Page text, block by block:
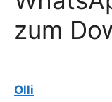
zum
Olli